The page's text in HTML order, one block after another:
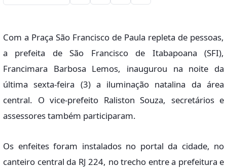
Com a Praça São Francisco de Paula repleta de pessoas,
a prefeita de São Francisco de Itabapoana (SFI),
Francimara Barbosa Lemos, inaugurou na noite da
última sexta-feira (3) a iluminação natalina da área
central. O vice-prefeito Raliston Souza, secretários e
assessores também participaram.
Os enfeites foram instalados no portal da cidade, no
canteiro central da RJ 224, no trecho entre a prefeitura e